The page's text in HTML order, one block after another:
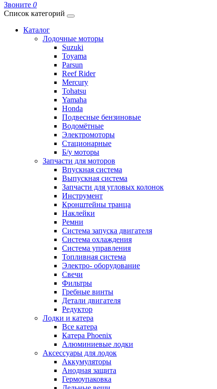
Звоните 0
Список категорий
Каталог
Лодочные моторы
Suzuki
Toyama
Parsun
Reef Rider
Mercury
Tohatsu
Yamaha
Honda
Подвесные бензиновые
Водомётные
Электромоторы
Стационарные
Б/у моторы
Запчасти для моторов
Впускная система
Выпускная система
Запчасти для угловых колонок
Инструмент
Кронштейны транца
Наклейки
Ремни
Система запуска двигателя
Система охлаждения
Система управления
Топливная система
Электро- оборудование
Свечи
Фильтры
Гребные винты
Детали двигателя
Редуктор
Лодки и катера
Все катера
Катера Phoenix
Алюминиевые лодки
Аксессуары для лодок
Аккумуляторы
Анодная защита
Гермоупаковка